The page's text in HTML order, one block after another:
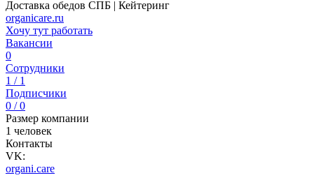
Доставка обедов СПБ | Кейтеринг
organicare.ru
Хочу тут работать
Вакансии
0
Сотрудники
1 / 1
Подписчики
0 / 0
Размер компании
1 человек
Контакты
VK:
organi.care